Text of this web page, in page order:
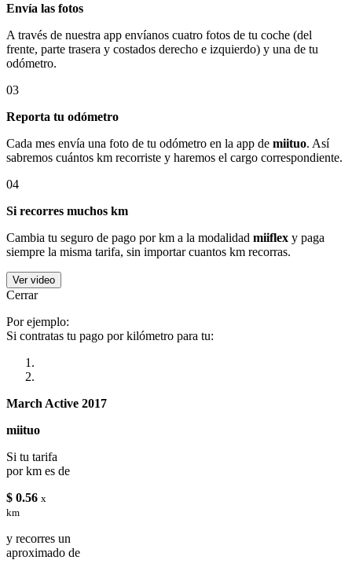
Envía las fotos
A través de nuestra app envíanos cuatro fotos de tu coche (del
frente, parte trasera y costados derecho e izquierdo) y una de tu
odómetro.
03
Reporta tu odómetro
Cada mes envía una foto de tu odómetro en la app de miituo. Así
sabremos cuántos km recorriste y haremos el cargo correspondiente.
04
Si recorres muchos km
Cambia tu seguro de pago por km a la modalidad miiflex y paga
siempre la misma tarifa, sin importar cuantos km recorras.
Ver video
Cerrar
Por ejemplo:
Si contratas tu pago por kilómetro para tu:
March Active 2017
miituo
Si tu tarifa
por km es de
$ 0.56 x
km
y recorres un
aproximado de